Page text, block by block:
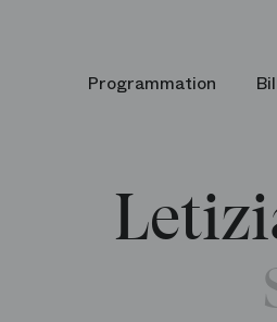
Programmation